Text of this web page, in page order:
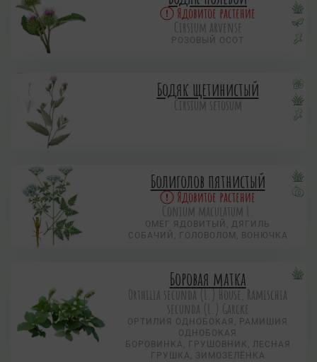
Ядовитое растение
Cirsium arvense
РОЗОВЫЙ ОСОТ
Бодяк щетинистый
Cirsium setosum
Болиголов пятнистый
Ядовитое растение
Conium maculatum L.
ОМЕГ ЯДОВИТЫЙ, ДЯГИЛЬ
СОБАЧИЙ, ГОЛОВОЛОМ, ВОНЮЧКА
Боровая матка
Orthilia secunda (L.) House, Ramischia
secunda (L.) Garсke
ОРТИЛИЯ ОДНОБОКАЯ, РАМИШИЯ
ОДНОБОКАЯ
БОРОВИНКА, ГРУШОВНИК, ЛЕСНАЯ
ГРУШКА, ЗИМОЗЕЛЁНКА